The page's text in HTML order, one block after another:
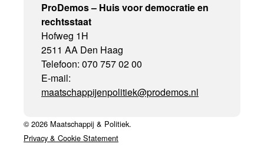
ProDemos – Huis voor democratie en
rechtsstaat
Hofweg 1H
2511 AA Den Haag
Telefoon: 070 757 02 00
E-mail:
maatschappijenpolitiek@prodemos.nl
© 2026 Maatschappij & Politiek.
Privacy & Cookie Statement